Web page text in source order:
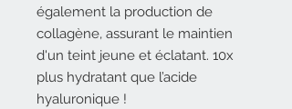
également la production de
collagène, assurant le maintien
d'un teint jeune et éclatant. 10x
plus hydratant que l’acide
hyaluronique !